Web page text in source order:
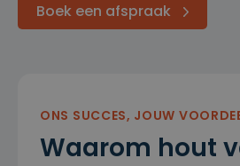
Boek een afspraak
ONS SUCCES, JOUW
Waarom hout